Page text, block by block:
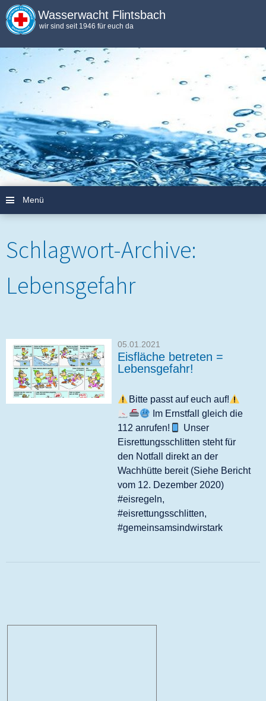
Wasserwacht Flintsbach
wir sind seit 1946 für euch da
Menü
Schlagwort-Archive:
Lebensgefahr
05.01.2021
Eisfläche betreten =
Lebensgefahr!
Bitte passt auf euch auf!
Im Ernstfall gleich die
112 anrufen!
Unser
Eisrettungsschlitten steht für
den Notfall direkt an der
Wachhütte bereit (Siehe Bericht
vom 12. Dezember 2020)
#eisregeln,
#eisrettungsschlitten,
#gemeinsamsindwirstark